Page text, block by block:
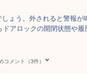
ょう。外されると警報が
アロックの開閉状態や
コメント（3件）